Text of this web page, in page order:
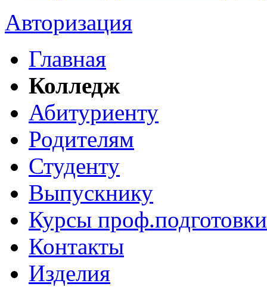
Авторизация
Главная
Колледж
Абитуриенту
Родителям
Студенту
Выпускнику
Курсы проф.подготовки
Контакты
Изделия